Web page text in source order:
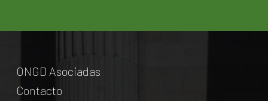
ONGD Asociadas
Contacto